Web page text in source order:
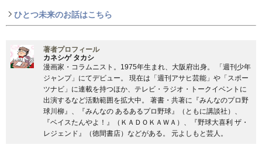
ひとつ未来のお話はこちら
著者プロフィール
カネシゲ タカシ
漫画家・コラムニスト。1975年生まれ、大阪府出身。 「週刊少年
ジャンプ」にてデビュー。 現在は「週刊アサヒ芸能」や「スポー
ツナビ」に連載を持つほか、テレビ・ラジオ・トークイベントに
出演するなど活動範囲を拡大中。 著書・共著に『みんなのプロ野
球川柳』、『みんなの あるあるプロ野球』（ともに講談社）、
『ベイスたんやよ！』（ＫＡＤＯＫＡＷＡ）、『野球大喜利 ザ・
レジェンド』（徳間書店）などがある。 元よしもと芸人。